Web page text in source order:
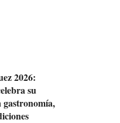
2026:
su